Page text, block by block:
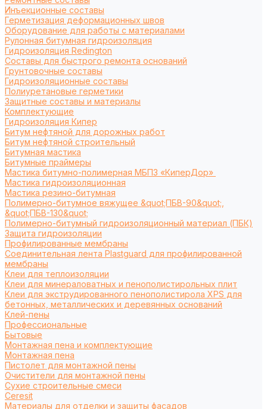
Инъекционные составы
Герметизация деформационных швов
Оборудование для работы с материалами
Рулонная битумная гидроизоляция
Гидроизоляция Redington
Составы для быстрого ремонта оснований
Грунтовочные составы
Гидроизоляционные составы
Полиуретановые герметики
Защитные составы и материалы
Комплектующие
Гидроизоляция Кипер
Битум нефтяной для дорожных работ
Битум нефтяной строительный
Битумная мастика
Битумные праймеры
Мастика битумно-полимерная МБПЗ «КиперДор»
Мастика гидроизоляционная
Мастика резино-битумная
Полимерно-битумное вяжущее &quot;ПБВ-90&quot;,
&quot;ПБВ-130&quot;
Полимерно-битумный гидроизоляционный материал (ПБК)
Защита гидроизоляции
Профилированные мембраны
Соединительная лента Plastguard для профилированной
мембраны
Клеи для теплоизоляции
Клеи для минераловатных и пенополистирольных плит
Клеи для экструдированного пенополистирола XPS для
бетонных, металлических и деревянных оснований
Клей-пены
Профессиональные
Бытовые
Монтажная пена и комплектующие
Монтажная пена
Пистолет для монтажной пены
Очистители для монтажной пены
Сухие строительные смеси
Ceresit
Материалы для отделки и защиты фасадов